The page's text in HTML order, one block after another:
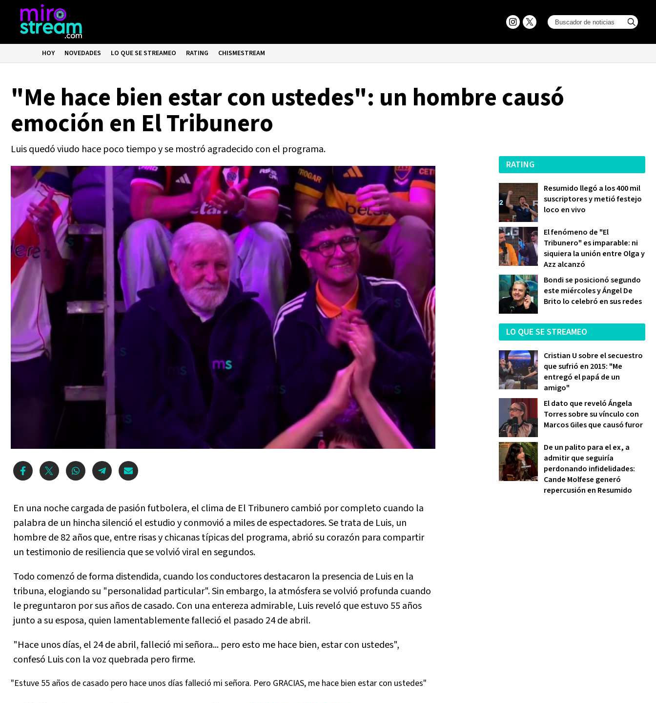
HOY NOVEDADES LO QUE SE STREAMEO RATING CHISMESTREAM
"Me hace bien estar con ustedes": un hombre causó
emoción en El Tribunero
Luis quedó viudo hace poco tiempo y se mostró agradecido con el programa.
En una noche cargada de pasión futbolera, el clima de El Tribunero cambió por completo cuando la
palabra de un hincha silenció el estudio y conmovió a miles de espectadores. Se trata de Luis, un
hombre de 82 años que, entre risas y chicanas típicas del programa, abrió su corazón para compartir
un testimonio de resiliencia que se volvió viral en segundos.
Todo comenzó de forma distendida, cuando los conductores destacaron la presencia de Luis en la
tribuna, elogiando su "personalidad particular". Sin embargo, la atmósfera se volvió profunda cuando
le preguntaron por sus años de casado. Con una entereza admirable, Luis reveló que estuvo 55 años
junto a su esposa, quien lamentablemente falleció el pasado 24 de abril.
"Hace unos días, el 24 de abril, falleció mi señora... pero esto me hace bien, estar con ustedes",
confesó Luis con la voz quebrada pero firme.
"Estuve 55 años de casado pero hace unos días falleció mi señora. Pero GRACIAS, me hace bien estar con ustedes"
RATING
Resumido llegó a los 400 mil
suscriptores y metió festejo
loco en vivo
El fenómeno de "El
Tribunero" es imparable: ni
siquiera la unión entre Olga y
Azz alcanzó
Bondi se posicionó segundo
este miércoles y Ángel De
Brito lo celebró en sus redes
LO QUE SE STREAMEO
Cristian U sobre el secuestro
que sufrió en 2015: "Me
entregó el papá de un
amigo"
El dato que reveló Ángela
Torres sobre su vínculo con
Marcos Giles que causó furor
De un palito para el ex, a
admitir que seguiría
perdonando infidelidades:
Cande Molfese generó
repercusión en Resumido